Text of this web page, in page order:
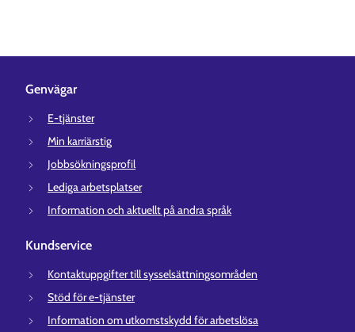
Genvägar
E-tjänster
Min karriärstig
Jobbsökningsprofil
Lediga arbetsplatser
Information och aktuellt på andra språk
Kundservice
Kontaktuppgifter till sysselsättningsområden
Stöd för e-tjänster
Information om utkomstskydd för arbetslösa